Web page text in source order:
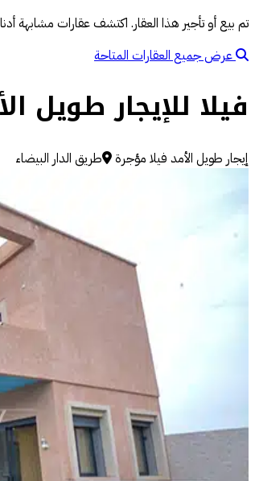
تم بيع أو تأجير هذا العقار. اكتشف عقارات مشابهة
عرض جميع العقارات المتاحة
فيلا للإيجار طويل
إيجار طويل الأمد فيلا مؤجرة طريق الدار البيضاء